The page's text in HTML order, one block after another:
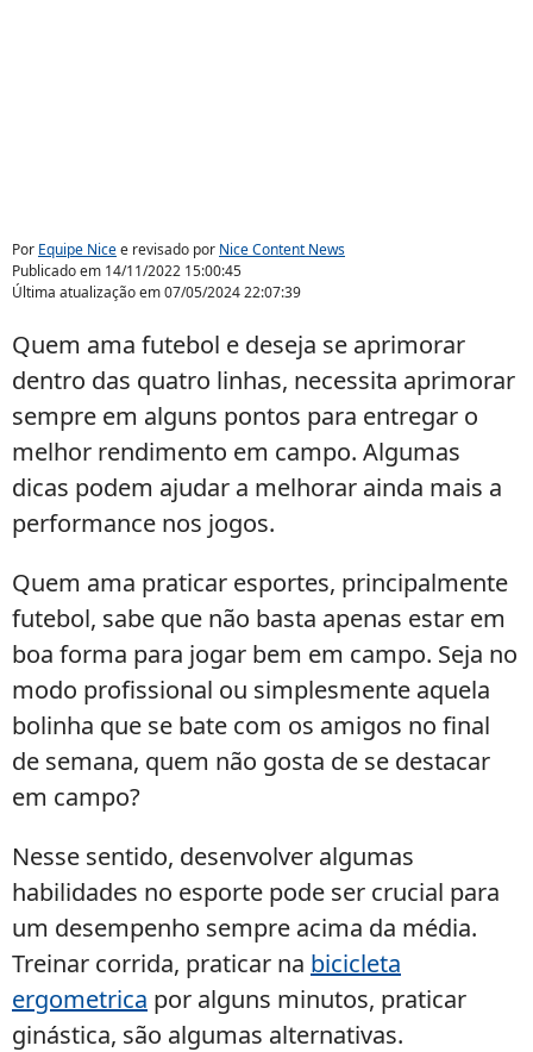
Por Equipe Nicee revisado por Nice Content News
Publicado em 14/11/2022 15:00:45
Última atualização em07/05/2024 22:07:39
Quem ama futebol e deseja se aprimorar
dentro das quatro linhas, necessita aprimorar
sempre em alguns pontos para entregar o
melhor rendimento em campo. Algumas
dicas podem ajudar a melhorar ainda mais a
performance nos jogos.
Quem ama praticar esportes, principalmente
futebol, sabe que não basta apenas estar em
boa forma para jogar bem em campo. Seja no
modo profissional ou simplesmente aquela
bolinha que se bate com os amigos no final
de semana, quem não gosta de se destacar
em campo?
Nesse sentido, desenvolver algumas
habilidades no esporte pode ser crucial para
um desempenho sempre acima da média.
Treinar corrida, praticar na bicicleta
ergometrica por alguns minutos, praticar
ginástica, são algumas alternativas.